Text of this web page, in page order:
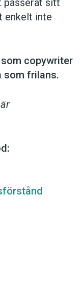
enkelt inte
copy­writer
som frilans.